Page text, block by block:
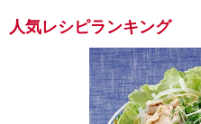
人気レシピランキング